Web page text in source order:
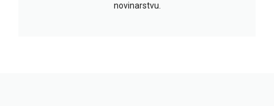
novinarstvu.